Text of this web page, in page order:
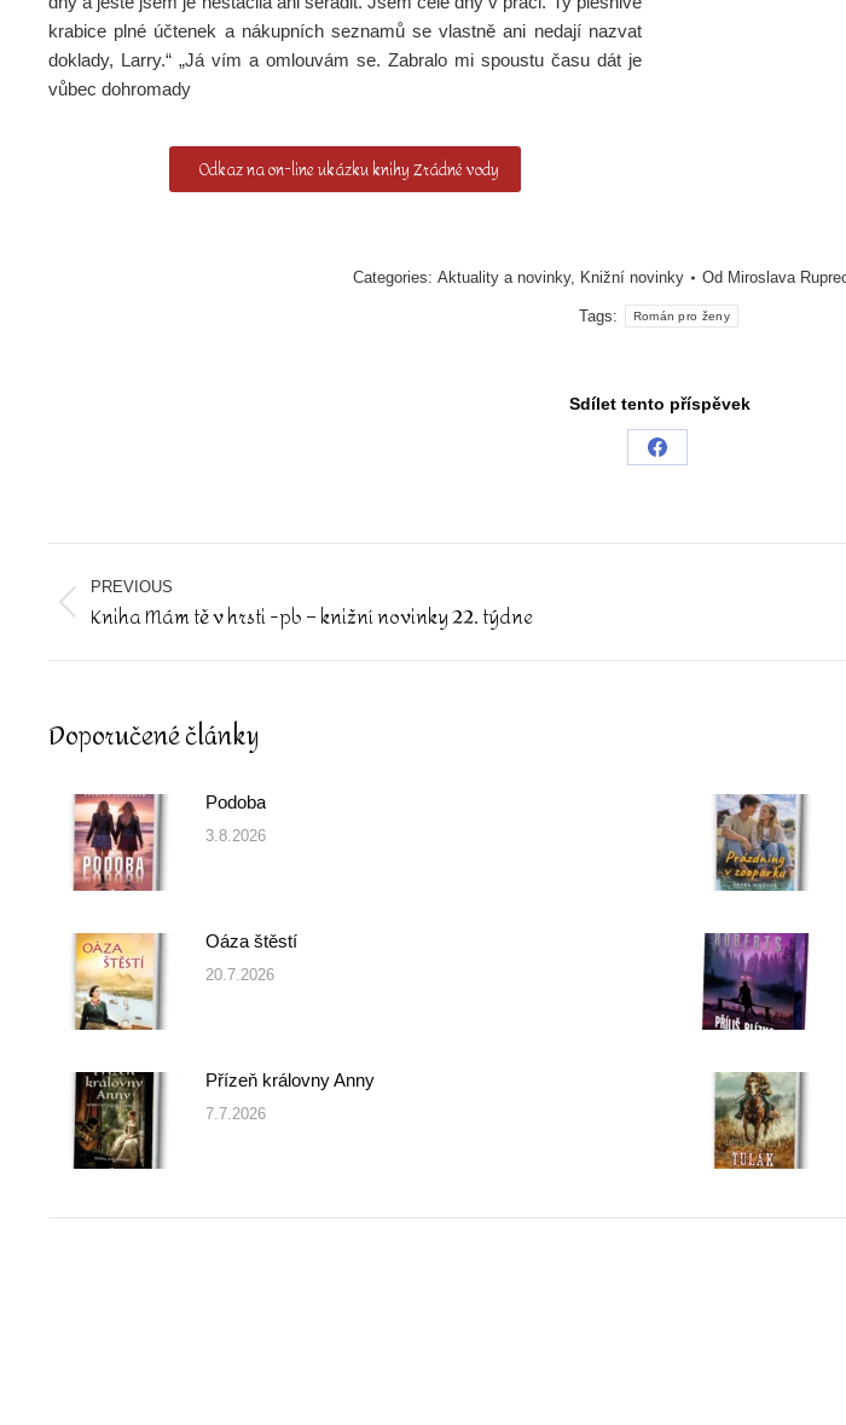
krabice plné účtenek a nákupních seznamů se vlastně ani nedají nazvat
doklady, Larry.“ „Já vím a omlouvám se. Zabralo mi spoustu času dát je
vůbec dohromady
Odkaz na on-line ukázku knihy Zrádné vody
Categories: Aktuality a novinky, Knižní novinky Od Miroslava
Tags: Román pro ženy
Sdílet tento příspěvek
Share
Post
navigation
PREVIOUS
Previous
Kniha Mám tě v hrsti -pb – knižní novinky 22. týdne
Doporučené články
Podoba
3.8.2026
Oáza štěstí
20.7.2026
Přízeň královny Anny
7.7.2026